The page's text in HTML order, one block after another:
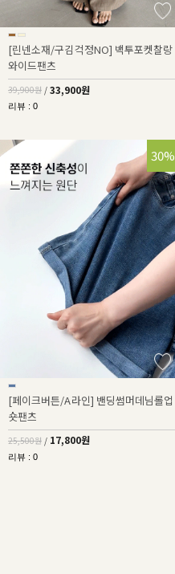
[린넨소재/구김걱정NO] 백투포켓찰랑
와이드팬츠
39,900원 / 33,900원
리뷰 : 0
30%
[페이크버튼/A라인] 밴딩썸머데님롤업
숏팬츠
25,500원 / 17,800원
리뷰 : 0